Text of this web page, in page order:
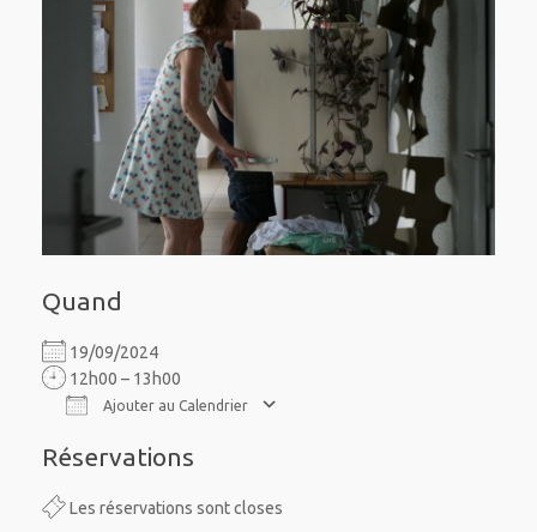
Quand
19/09/2024
12h00 – 13h00
Ajouter au Calendrier
Réservations
Les réservations sont closes